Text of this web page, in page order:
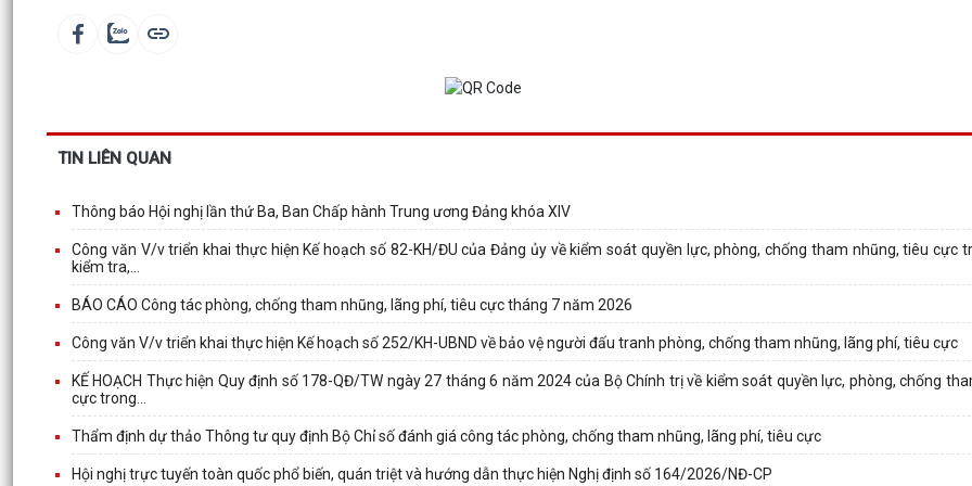
TIN LIÊN QUAN
Thông báo Hội nghị lần thứ Ba, Ban Chấp hành Trung ương Đảng khóa XIV
Công văn V/v triển khai thực hiện Kế hoạch số 82-KH/ĐU của Đảng ủy về kiểm soát quyền lực, phòng, chống tham nhũng, tiêu cực
kiểm tra,...
BÁO CÁO Công tác phòng, chống tham nhũng, lãng phí, tiêu cực tháng 7 năm 2026
Công văn V/v triển khai thực hiện Kế hoạch số 252/KH-UBND về bảo vệ người đấu tranh phòng, chống tham nhũng, lãng phí, tiêu cực
KẾ HOẠCH Thực hiện Quy định số 178-QĐ/TW ngày 27 tháng 6 năm 2024 của Bộ Chính trị về kiểm soát quyền lực, phòng, chống
cực trong...
Thẩm định dự thảo Thông tư quy định Bộ Chỉ số đánh giá công tác phòng, chống tham nhũng, lãng phí, tiêu cực
Hội nghị trực tuyến toàn quốc phổ biến, quán triệt và hướng dẫn thực hiện Nghị định số 164/2026/NĐ-CP